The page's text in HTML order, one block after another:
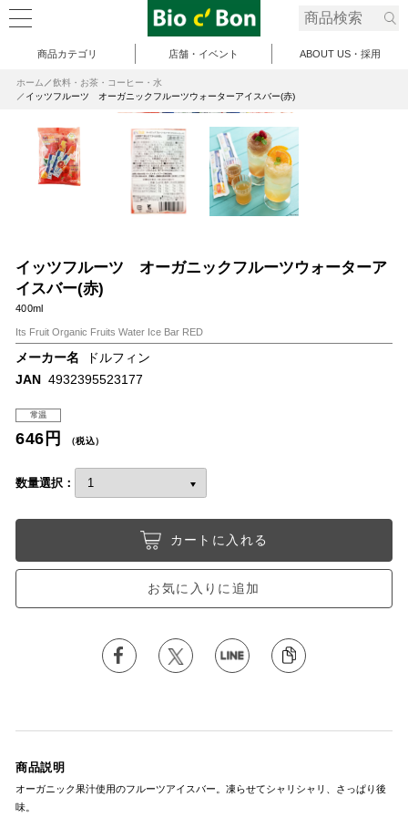
商品カテゴリ 店舗・イベント ABOUT US・採用
ホーム
飲料・お茶・コーヒー・水
イッツフルーツ オーガニックフルーツウォーターアイスバー(赤)
イッツフルーツ オーガニックフルーツウォーターア
イスバー(赤)
400ml
Its Fruit Organic Fruits Water Ice Bar RED
メーカー名
ドルフィン
JAN 4932395523177
常温
646円 （税込）
数量選択：
カートに入れる
お気に入りに追加
商品説明
オーガニック果汁使用のフルーツアイスバー。凍らせてシャリシャリ、さっぱり後
味。